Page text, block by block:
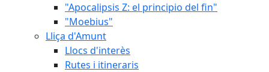
"Apocalipsis Z: el principio del fin"
"Moebius"
Lliça d'Amunt
Llocs d'interès
Rutes i itineraris